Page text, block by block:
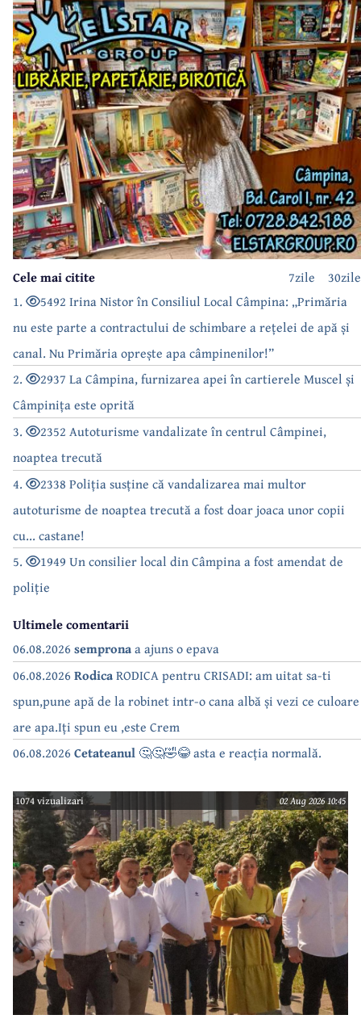
30zile
7zile
Cele mai citite
1.
5492 Irina Nistor în Consiliul Local Câmpina: „Primăria
nu este parte a contractului de schimbare a rețelei de apă și
canal. Nu Primăria oprește apa câmpinenilor!”
2.
2937 La Câmpina, furnizarea apei în cartierele Muscel și
Câmpinița este oprită
3.
2352 Autoturisme vandalizate în centrul Câmpinei,
noaptea trecută
4.
2338 Poliția susține că vandalizarea mai multor
autoturisme de noaptea trecută a fost doar joaca unor copii
cu... castane!
5.
1949 Un consilier local din Câmpina a fost amendat de
poliție
Ultimele comentarii
06.08.2026 sempronaa ajuns o epava
06.08.2026 RodicaRODICA pentru CRISADI: am uitat sa-ti
spun,pune apă de la robinet intr-o cana albă și vezi ce culoare
are apa.Iți spun eu ,este Crem
06.08.2026 Cetateanul 🤔🤔🤣😂 asta e reacția normală.
1074 vizualizari 02 Aug 2026 10:45